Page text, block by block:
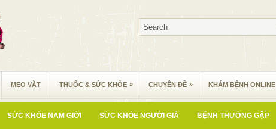
MẸO VẶT THUỐC & SỨC KHỎE » CHUYÊN ĐỀ » KHÁM BỆNH ONLINE
SỨC KHỎE NAM GIỚI SỨC KHỎE NGƯỜI GIÀ BỆNH THƯỜNG GẶP